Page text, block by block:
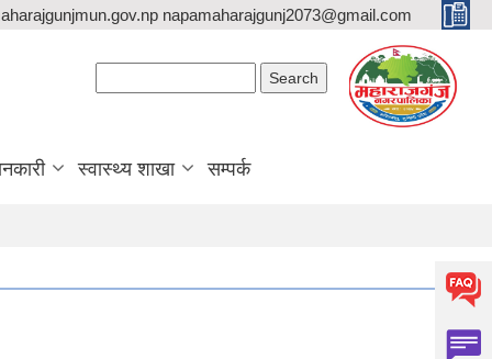
napamaharajgunj2073@gmail.com
स्वास्थ्य शाखा सम्पर्क